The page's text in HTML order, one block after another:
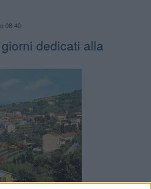
08:40
dedicati alla